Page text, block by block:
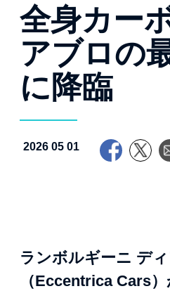
全身カー
アブロの
に降臨
2026 05 01
ランボルギーニ デ
（Eccentrica Cars